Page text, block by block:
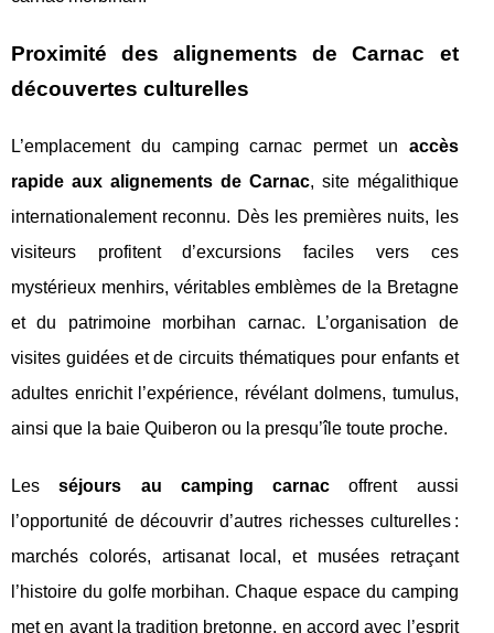
Proximité des alignements de Carnac et
découvertes culturelles
L’emplacement du camping carnac permet un accès
rapide aux alignements de Carnac, site mégalithique
internationalement reconnu. Dès les premières nuits, les
visiteurs profitent d’excursions faciles vers ces
mystérieux menhirs, véritables emblèmes de la Bretagne
et du patrimoine morbihan carnac. L’organisation de
visites guidées et de circuits thématiques pour enfants et
adultes enrichit l’expérience, révélant dolmens, tumulus,
ainsi que la baie Quiberon ou la presqu’île toute proche.
Lesséjours au camping carnac offrent aussi
l’opportunité de découvrir d’autres richesses culturelles :
marchés colorés, artisanat local, et musées retraçant
l’histoire du golfe morbihan. Chaque espace du camping
met en avant la tradition bretonne, en accord avec l’esprit